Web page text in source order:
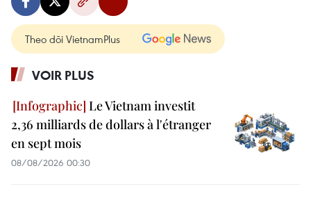
Theo dõi VietnamPlus
VOIR PLUS
Le Vietnam investit
2,36 milliards de dollars à l'étranger
en sept mois
08/08/2026 00:30